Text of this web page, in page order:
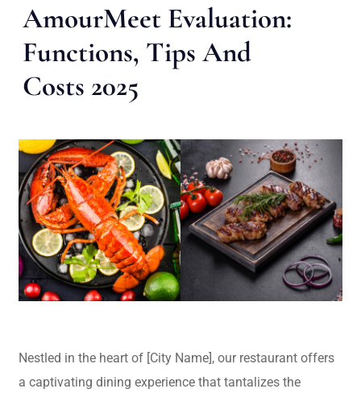
AmourMeet Evaluation:
Functions, Tips And
Costs 2025
Nestled in the heart of [City Name], our restaurant offers
a captivating dining experience that tantalizes the